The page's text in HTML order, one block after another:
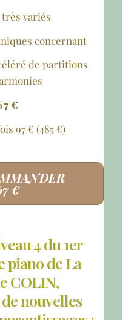
variés
concernant
de partitions
€
97 € (485 €)
€
4 du 1er
de La
COLIN,
nouvelles